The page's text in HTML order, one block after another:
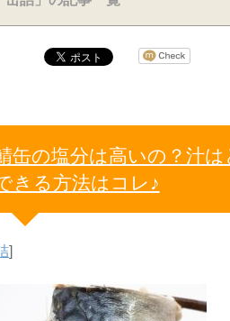
缶の塩分は高いの？汁
きる方法はコレ♪
]